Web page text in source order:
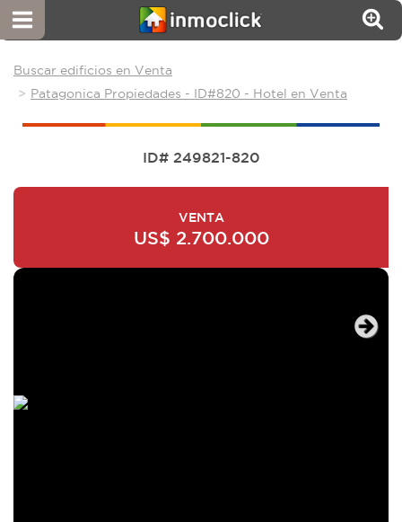
Buscar edificios en Venta
Patagonica Propiedades - ID#820 - Hotel en Venta
ID# 249821-820
VENTA
US$ 2.700.000